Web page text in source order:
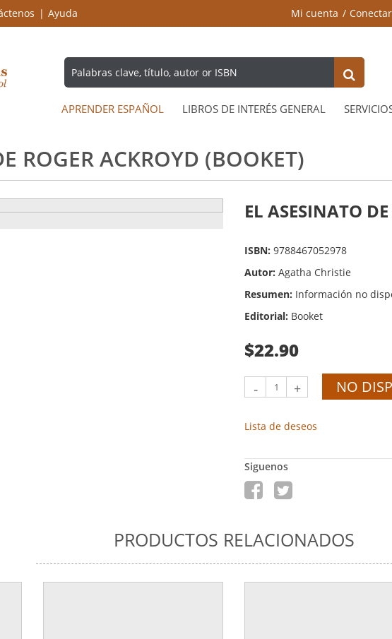
Ayuda Mi cuenta
APRENDER ESPAÑOL LIBROS DE INTERÉS GENERAL
ROGER ACKROYD (BOOKET)
EL ASESINATO
ISBN: 9788467052978
Autor: Agatha Christie
Resumen: Información no
Editorial: Booket
$22.90
- + NO
Lista de deseos
Siguenos
PRODUCTOS RELACIONADOS